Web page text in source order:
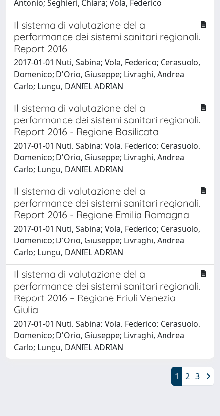
Antonio; Seghieri, Chiara; Vola, Federico
Il sistema di valutazione della
performance dei sistemi sanitari regionali.
Report 2016
2017-01-01 Nuti, Sabina; Vola, Federico; Cerasuolo,
Domenico; D'Orio, Giuseppe; Livraghi, Andrea
Carlo; Lungu, DANIEL ADRIAN
Il sistema di valutazione della
performance dei sistemi sanitari regionali.
Report 2016 - Regione Basilicata
2017-01-01 Nuti, Sabina; Vola, Federico; Cerasuolo,
Domenico; D'Orio, Giuseppe; Livraghi, Andrea
Carlo; Lungu, DANIEL ADRIAN
Il sistema di valutazione della
performance dei sistemi sanitari regionali.
Report 2016 - Regione Emilia Romagna
2017-01-01 Nuti, Sabina; Vola, Federico; Cerasuolo,
Domenico; D'Orio, Giuseppe; Livraghi, Andrea
Carlo; Lungu, DANIEL ADRIAN
Il sistema di valutazione della
performance dei sistemi sanitari regionali.
Report 2016 – Regione Friuli Venezia
Giulia
2017-01-01 Nuti, Sabina; Vola, Federico; Cerasuolo,
Domenico; D'Orio, Giuseppe; Livraghi, Andrea
Carlo; Lungu, DANIEL ADRIAN
1 2 3